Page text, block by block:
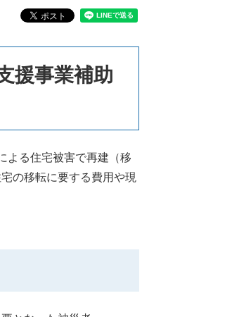
援事業補助
よる住宅被害で再建（移
の移転に要する費用や現